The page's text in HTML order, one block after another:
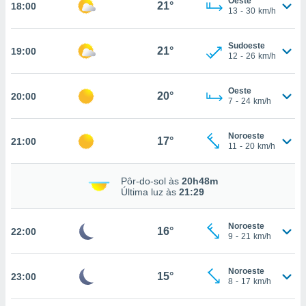
e
como a
seus
com
qual se
18:00 21°
13 - 30 km/h
19:00 21°
Sudoeste
12 - 26 km/h
20:00 20°
Oeste
7 - 24 km/h
21:00 17°
Noroeste
11 - 20 km/h
Pôr-do-sol às 20h48m
Última luz às 21:29
22:00 16°
Noroeste
9 - 21 km/h
23:00 15°
Noroeste
8 - 17 km/h